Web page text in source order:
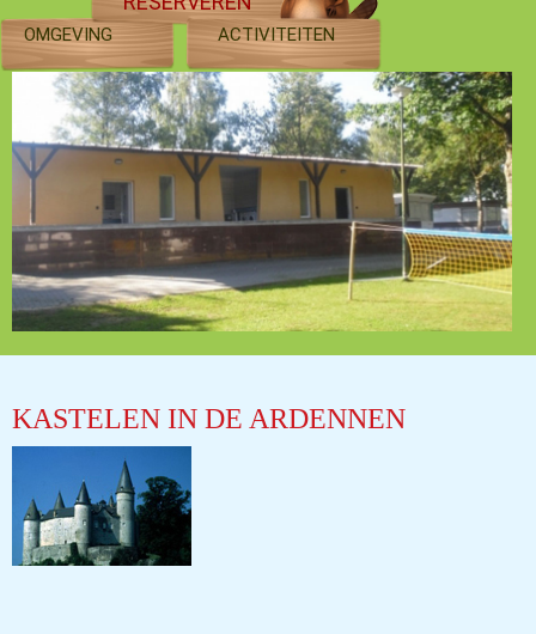
OMGEVING ACTIVITEITEN
KASTELEN IN DE ARDENNEN